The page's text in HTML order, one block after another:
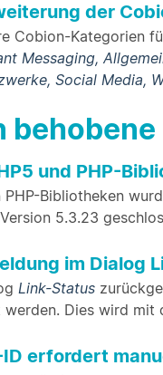
der
Cobion-Kategorien
Messaging,
Social Media,
und PHP-
Bibliotheken
5.3.23
im Dialog
Link-Status
Dies wird mit
erfordert